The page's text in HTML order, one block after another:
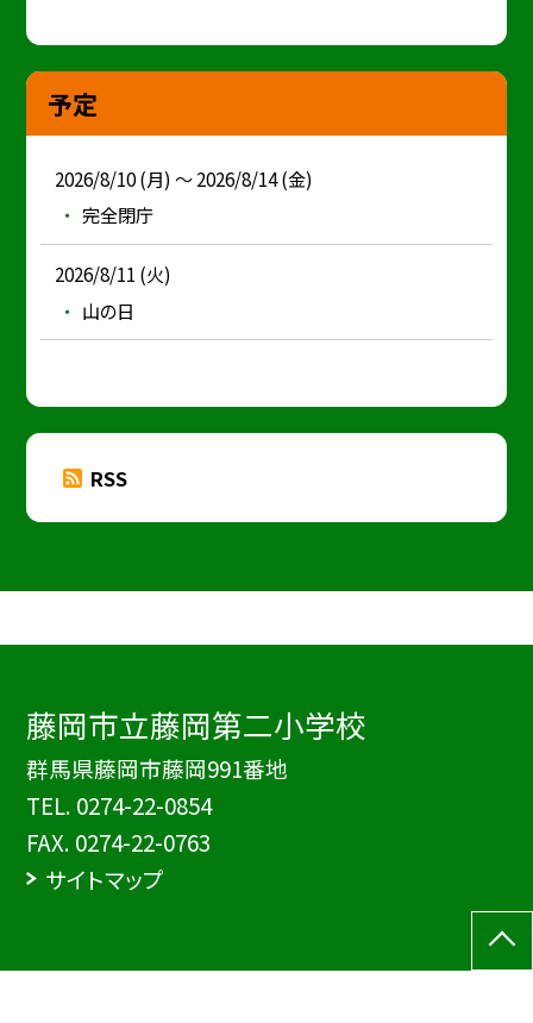
予定
2026/8/10 (月) ～ 2026/8/14 (金)
完全閉庁
2026/8/11 (火)
山の日
RSS
藤岡市立藤岡第二小学校
群馬県藤岡市藤岡991番地
TEL. 0274-22-0854
FAX. 0274-22-0763
サイトマップ